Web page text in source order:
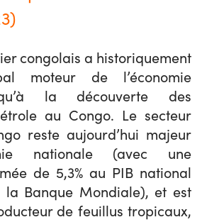
congolais a historiquement
moteur de l’économie
la découverte des
au Congo. Le secteur
reste aujourd’hui majeur
nationale (avec une
de 5,3% au PIB national
la Banque Mondiale), et est
de feuillus tropicaux,